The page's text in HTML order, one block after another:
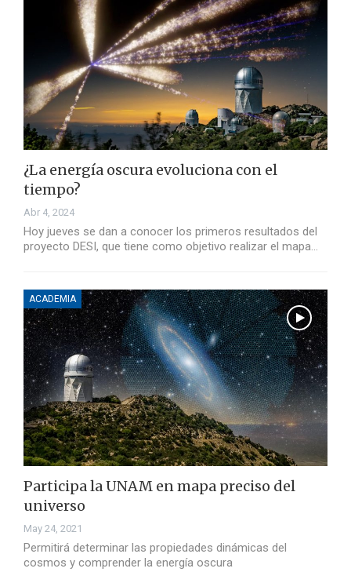
¿La energía oscura evoluciona con el
tiempo?
Abr 4, 2024
Hoy jueves se dan a conocer los primeros resultados del
proyecto DESI, que tiene como objetivo realizar el mapa…
ACADEMIA
Participa la UNAM en mapa preciso del
universo
May 24, 2021
Permitirá determinar las propiedades dinámicas del
cosmos y comprender la energía oscura